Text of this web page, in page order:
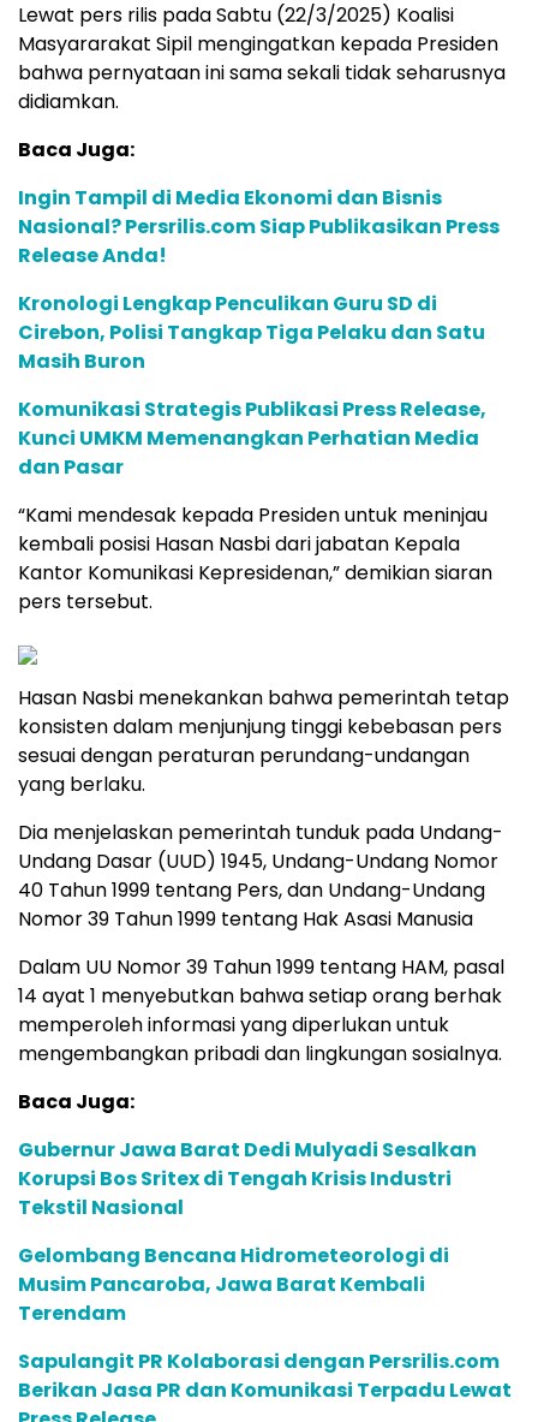
Lewat pers rilis pada Sabtu (22/3/2025) Koalisi
Masyararakat Sipil mengingatkan kepada Presiden
bahwa pernyataan ini sama sekali tidak seharusnya
didiamkan.
Baca Juga:
Ingin Tampil di Media Ekonomi dan Bisnis
Nasional? Persrilis.com Siap Publikasikan Press
Release Anda!
Kronologi Lengkap Penculikan Guru SD di
Cirebon, Polisi Tangkap Tiga Pelaku dan Satu
Masih Buron
Komunikasi Strategis Publikasi Press Release,
Kunci UMKM Memenangkan Perhatian Media
dan Pasar
“Kami mendesak kepada Presiden untuk meninjau
kembali posisi Hasan Nasbi dari jabatan Kepala
Kantor Komunikasi Kepresidenan,” demikian siaran
pers tersebut.
Hasan Nasbi menekankan bahwa pemerintah tetap
konsisten dalam menjunjung tinggi kebebasan pers
sesuai dengan peraturan perundang-undangan
yang berlaku.
Dia menjelaskan pemerintah tunduk pada Undang-
Undang Dasar (UUD) 1945, Undang-Undang Nomor
40 Tahun 1999 tentang Pers, dan Undang-Undang
Nomor 39 Tahun 1999 tentang Hak Asasi Manusia
Dalam UU Nomor 39 Tahun 1999 tentang HAM, pasal
14 ayat 1 menyebutkan bahwa setiap orang berhak
memperoleh informasi yang diperlukan untuk
mengembangkan pribadi dan lingkungan sosialnya.
Baca Juga:
Gubernur Jawa Barat Dedi Mulyadi Sesalkan
Korupsi Bos Sritex di Tengah Krisis Industri
Tekstil Nasional
Gelombang Bencana Hidrometeorologi di
Musim Pancaroba, Jawa Barat Kembali
Terendam
Sapulangit PR Kolaborasi dengan Persrilis.com
Berikan Jasa PR dan Komunikasi Terpadu Lewat